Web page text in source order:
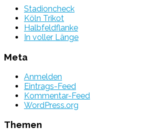
Stadioncheck
Köln Trikot
Halbfeldflanke
In voller Länge
Meta
Anmelden
Eintrags-Feed
Kommentar-Feed
WordPress.org
Themen